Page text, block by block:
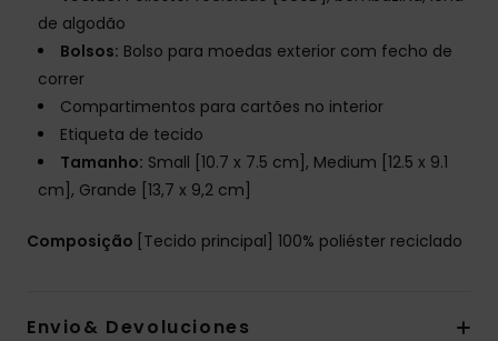
de algodão
Bolsos: Bolso para moedas exterior com fecho de
correr
Compartimentos para cartões no interior
Etiqueta de tecido
Tamanho: Small [10.7 x 7.5 cm], Medium [12.5 x 9.1
cm], Grande [13,7 x 9,2 cm]
Composição [Tecido principal] 100% poliéster reciclado
Envio& Devoluciones